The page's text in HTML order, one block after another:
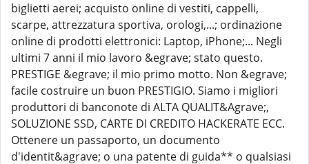
biglietti aerei; acquisto online di vestiti, cappelli,
scarpe, attrezzatura sportiva, orologi,...; ordinazione
online di prodotti elettronici: Laptop, iPhone;... Negli
ultimi 7 anni il mio lavoro &egrave; stato questo.
PRESTIGE &egrave; il mio primo motto. Non &egrave;
facile costruire un buon PRESTIGIO. Siamo i migliori
produttori di banconote di ALTA QUALIT&Agrave;,
SOLUZIONE SSD, CARTE DI CREDITO HACKERATE ECC.
Ottenere un passaporto, un documento
d'identit&agrave; o una patente di guida** o qualsiasi